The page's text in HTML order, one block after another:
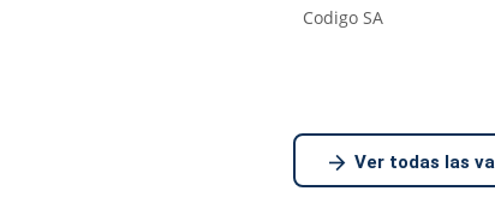
Codigo SA
Ver todas las